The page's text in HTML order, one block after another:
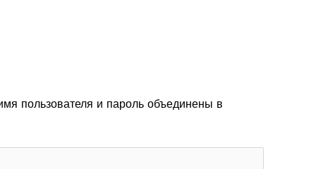
пользователя и пароль объединены в